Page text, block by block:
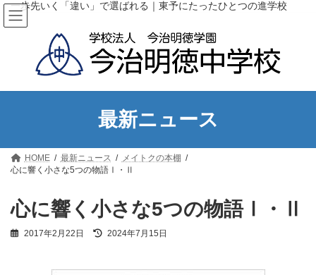
コ
ン
テ
キ
ナ
ビ
ゲ
に
一歩先いく「違い」で選ばれる｜東予にたったひとつの進学校
最新ニュース
HOME 最新ニュース
メイトクの本棚
心に響く小さな5つの物語Ⅰ・Ⅱ
心に響く小さな5つの物語Ⅰ・Ⅱ
2017年2月22日
最
新
2024年7月15日